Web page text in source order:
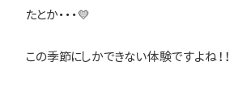
たとか・・・💛
この季節にしかできない体験ですよね！！